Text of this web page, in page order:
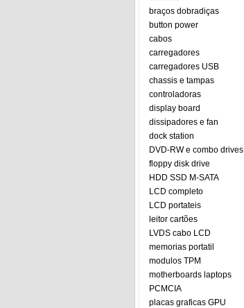
braços dobradiças
button power
cabos
carregadores
carregadores USB
chassis e tampas
controladoras
display board
dissipadores e fan
dock station
DVD-RW e combo drives
floppy disk drive
HDD SSD M-SATA
LCD completo
LCD portateis
leitor cartões
LVDS cabo LCD
memorias portatil
modulos TPM
motherboards laptops
PCMCIA
placas graficas GPU